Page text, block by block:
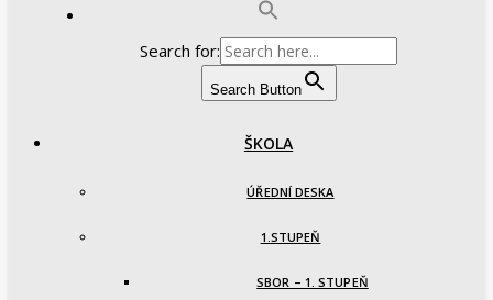
Search for:
Search Button
ŠKOLA
ÚŘEDNÍ DESKA
1.STUPEŇ
SBOR – 1. STUPEŇ